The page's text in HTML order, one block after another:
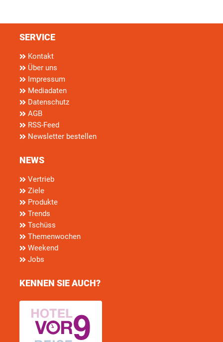
SERVICE
Kontakt
Über uns
Impressum
Mediadaten
Datenschutz
AGB
RSS-Feed
Newsletter bestellen
NEWS
Vertrieb
Ziele
Produkte
Trends
Tschüss
Themenwochen
Weekend
Jobs
KENNEN SIE AUCH?